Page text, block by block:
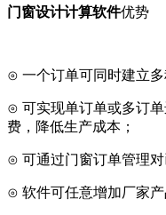
门窗设计计算软件优势
⊙ 一个订单可同时建立
⊙ 可实现单订单或多订
费，降低生产成本；
⊙ 可通过门窗订单管理
⊙ 软件可任意增加厂家